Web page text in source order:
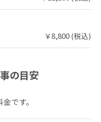
￥8,800 (税込)
の目安
です。